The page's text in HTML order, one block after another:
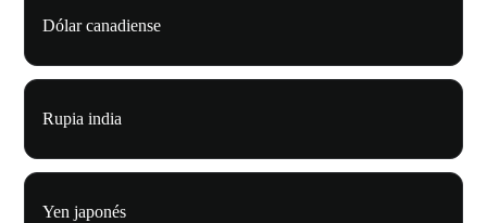
Dólar canadiense
Rupia india
Yen japonés